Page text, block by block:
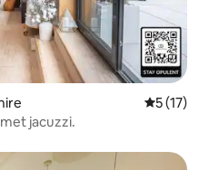
5 (17)
jacuzzi.